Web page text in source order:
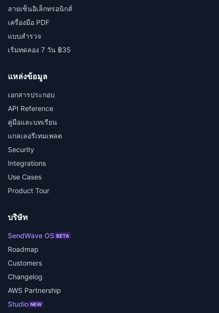
ลายเซ็นอิเล็กทรอนิกส์
เครื่องมือ PDF
แบบสำรวจ
เริ่มทดลอง 7 วัน ฿35
แหล่งข้อมูล
เอกสารประกอบ
API Reference
คู่มือและบทเรียน
แกลเลอรีเทมเพลต
Security
Integrations
Use Cases
Product Tour
บริษัท
SendWave OS BETA
Roadmap
Customers
Changelog
AWS Partnership
Studio NEW